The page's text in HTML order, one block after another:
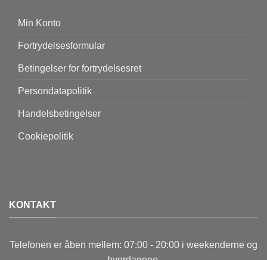
Min Konto
Fortrydelsesformular
Betingelser for fortrydelsesret
Persondatapolitik
Handelsbetingelser
Cookiepolitik
KONTAKT
Telefonen er åben mellem: 07:00 - 20:00 i weekenderne og